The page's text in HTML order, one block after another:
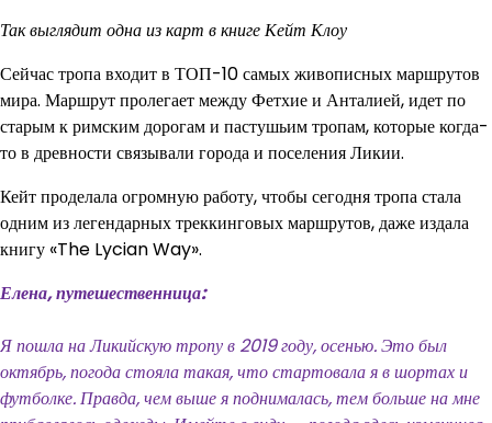
Так выглядит одна из карт в книге Кейт Клоу
Сейчас тропа входит в ТОП-10 самых живописных маршрутов
мира. Маршрут пролегает между Фетхие и Анталией, идет по
старым к римским дорогам и пастушьим тропам, которые когда-
то в древности связывали города и поселения Ликии.
Кейт проделала огромную работу, чтобы сегодня тропа стала
одним из легендарных треккинговых маршрутов, даже издала
книгу «The Lycian Way».
Елена, путешественница:
Я пошла на Ликийскую тропу в 2019 году, осенью. Это был
октябрь, погода стояла такая, что стартовала я в шортах и
футболке. Правда, чем выше я поднималась, тем больше на мне